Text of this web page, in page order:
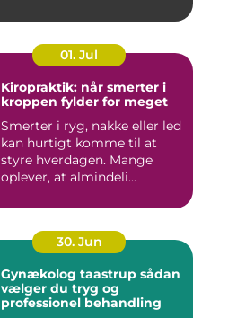
01. Jul
Kiropraktik: når smerter i
kroppen fylder for meget
Smerter i ryg, nakke eller led
kan hurtigt komme til at
styre hverdagen. Mange
oplever, at almindeli...
30. Jun
Gynækolog taastrup sådan
vælger du tryg og
professionel behandling